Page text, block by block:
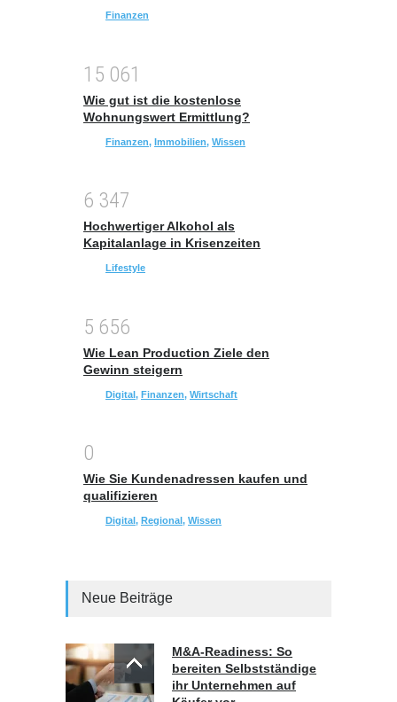
Finanzen
1 5 061
Wie gut ist die kostenlose
Wohnungswert Ermittlung?
Finanzen, Immobilien, Wissen
6 347
Hochwertiger Alkohol als
Kapitalanlage in Krisenzeiten
Lifestyle
5 656
Wie Lean Production Ziele den
Gewinn steigern
Digital, Finanzen, Wirtschaft
0
Wie Sie Kundenadressen kaufen und
qualifizieren
Digital, Regional, Wissen
Neue Beiträge
M&A-Readiness: So
bereiten Selbstständige
ihr Unternehmen auf